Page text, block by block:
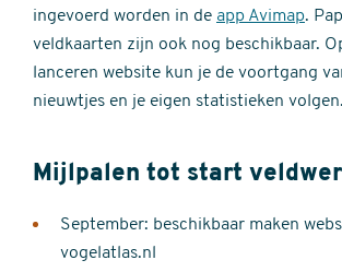
ingevoerd worden in de app Avimap.
veldkaarten zijn ook nog beschikbaar.
lanceren website kun je de voortgang
nieuwtjes en je eigen statistieken volgen.
Mijlpalen tot start
September: beschikbaar maken
vogelatlas.nl